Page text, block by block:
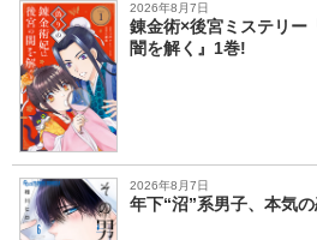
2026年8月7日
錬金術×後宮ミステリー
闇を解く』1巻!
2026年8月7日
年下“沼”系男子、本気